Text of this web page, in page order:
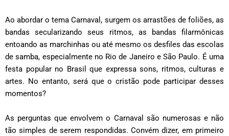
Ao abordar o tema Carnaval, surgem os arrastões de foliões, as
bandas secularizando seus ritmos, as bandas filarmônicas
entoando as marchinhas ou até mesmo os desfiles das escolas
de samba, especialmente no Rio de Janeiro e São Paulo. É uma
festa popular no Brasil que expressa sons, ritmos, culturas e
artes. No entanto, será que o cristão pode participar desses
momentos?
As perguntas que envolvem o Carnaval são numerosas e não
tão simples de serem respondidas. Convém dizer, em primeiro